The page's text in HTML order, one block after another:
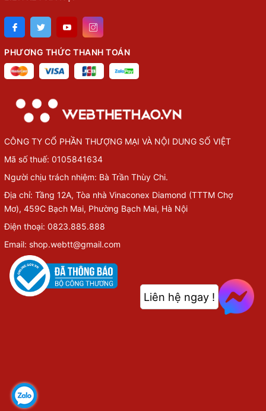
PHƯƠNG THỨC THANH TOÁN
CÔNG TY CỔ PHẦN THƯỢNG MẠI VÀ NỘI DUNG SỐ VIỆT
Mã số thuế: 0105841634
Người chịu trách nhiệm: Bà Trần Thùy Chi.
Địa chỉ: Tầng 12A, Tòa nhà Vinaconex Diamond (TTTM Chợ
Mơ), 459C Bạch Mai, Phường Bạch Mai, Hà Nội
Điện thoại: 0823.885.888
Email: shop.webtt@gmail.com
Liên hệ ngay !